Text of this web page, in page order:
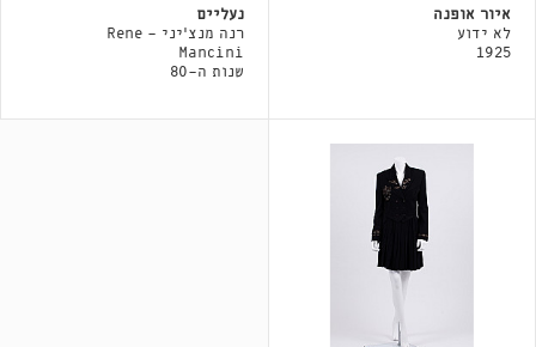
איור אופנה
לא ידוע
1925
נעליים
רנה מנצ׳יני - Rene
Mancini
שנות ה-80